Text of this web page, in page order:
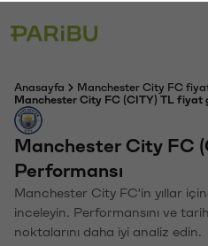
Anasayfa
Manchester City FC
Manchester City FC (CITY) TL fiyat
Manchester City FC
Performansı
Manchester City FC'in yıllar
inceleyin. Performansını ve
noktalarını daha iyi analiz edin.